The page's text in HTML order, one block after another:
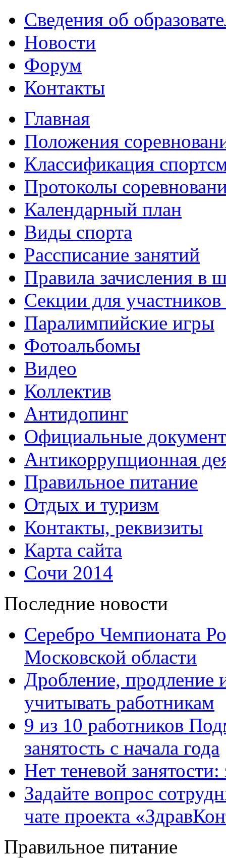
Сведения об
Новости
Форум
Контакты
Главная
Положения
Классификация
Протоколы
Календарный план
Виды спорта
Рассписание занятий
Правила зачисления в
Секции для
Паралимпийские игры
Фотоальбомы
Видео
Коллектив
Антидопинг
Официальные
Антикоррупционная
Правильное питание
Отдых и туризм
Контакты, реквизиты
Карта сайта
Сочи 2014
Последние новости
Серебро Чемпионата
Московской области
Дробление, продление
учитывать работникам
9 из 10 работников
занятость с начала года
Нет теневой
Задайте вопрос
чате проекта
Правильное питание